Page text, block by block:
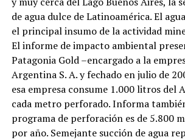
de agua dulce de Latinoamérica. El
el principal insumo de la actividad
El informe de impacto ambiental
Patagonia Gold –encargado a la
Argentina S. A. y fechado en julio de
esa empresa consume 1.000 litros del
cada metro perforado. Informa
programa de perforación es de 5.800
por año. Semejante succión de agua